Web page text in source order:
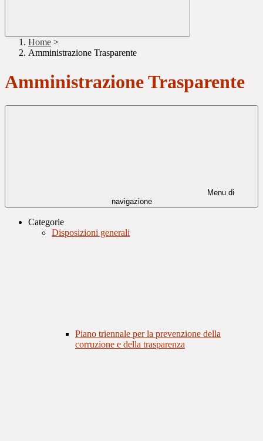
Home >
Amministrazione Trasparente
Amministrazione Trasparente
Menu di
navigazione
Categorie
Disposizioni generali
Piano triennale per la prevenzione della
corruzione e della trasparenza